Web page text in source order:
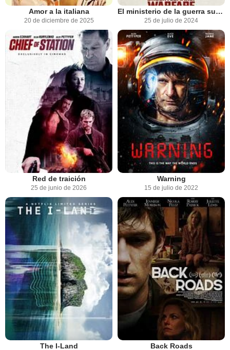
Amor a la italiana
20 de diciembre de 2025
El ministerio de la guerra sucia
25 de julio de 2024
Red de traición
25 de junio de 2026
Warning
15 de julio de 2022
The I-Land Back Roads